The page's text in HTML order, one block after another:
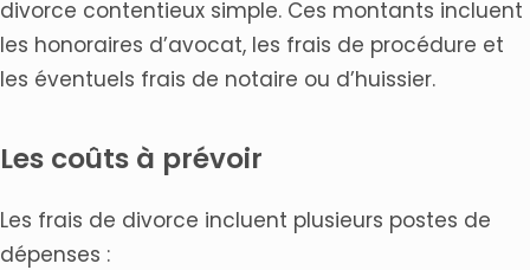
divorce contentieux simple. Ces montants incluent
les honoraires d’avocat, les frais de procédure et
les éventuels frais de notaire ou d’huissier.
Les coûts à prévoir
Les frais de divorce incluent plusieurs postes de
dépenses :